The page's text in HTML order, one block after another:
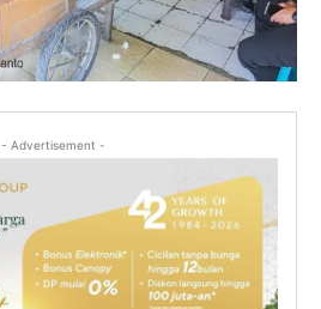
- Advertisement -